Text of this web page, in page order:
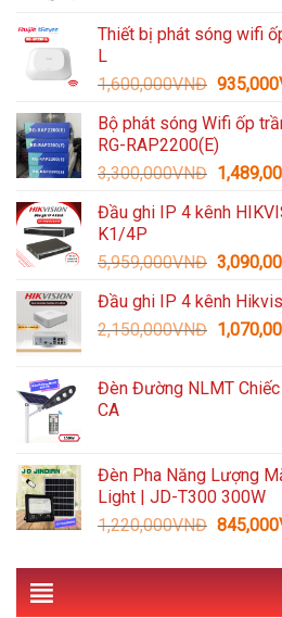
Thiết bị phát sóng wifi
L
1,600,000VNĐ Giá
là:
935,000
Bộ phát sóng Wifi ốp
RG-RAP2200(E)
3,300,000VNĐ Giá
là:
Đầu ghi IP 4 kênh
K1/4P
5,959,000VNĐ Giá
là:
Đầu ghi IP 4 kênh
2,150,000VNĐ Giá
Đèn Đường NLMT
CA
Đèn Pha Năng Lượng
Light | JD-T300 300W
1,220,000VNĐ Giá
là:
845,000